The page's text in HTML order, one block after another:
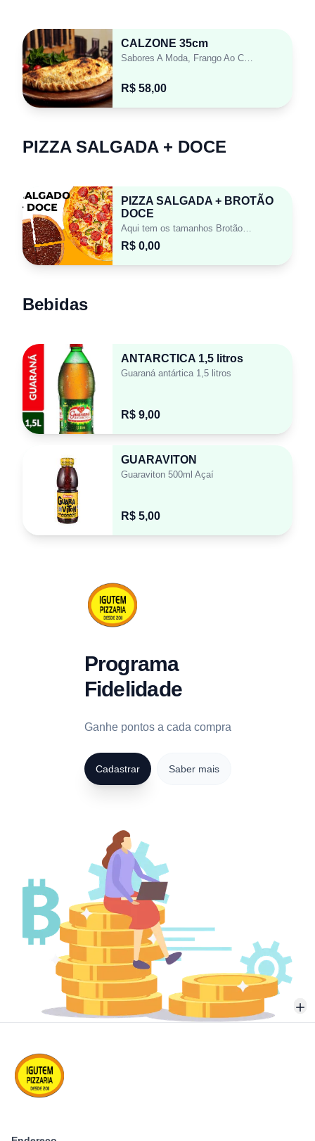
CALZONE 35cm
R$ 58,00
PIZZA SALGADA + DOCE
PIZZA SALGADA + BROTÃO
DOCE
R$ 0,00
Bebidas
ANTARCTICA 1,5 litros
Guaraná antártica 1,5 litros
R$ 9,00
GUARAVITON
Guaraviton 500ml Açaí
R$ 5,00
Programa
Fidelidade
Ganhe pontos a cada compra
Cadastrar Saber mais